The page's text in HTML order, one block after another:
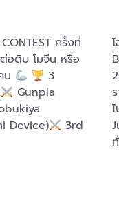
ครั้งที่
อดิบ โมจีน หรือ
น
3
Gunpla
Device)
3rd